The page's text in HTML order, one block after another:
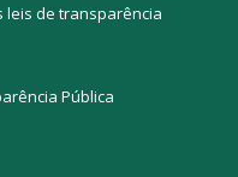
leis de transparência
Pública